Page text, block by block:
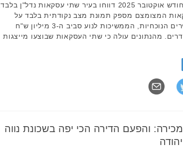
הנתונים, בחודש אוקטובר 2025 דווחו בעיר שתי עסקאות נדל"ן בלבד.
המצומצם מספק תמונת מצב נקודתית בלבד על
רמות המחירים הנוכחיות, הממשיכות לנוע סביב ה-3 מיליון ש"ח
3 חדרים. מהנתונים עולה כי שתי העסקאות שבוצעו מייצגות
והפעם הדירה הכי יפה בשכונת נווה